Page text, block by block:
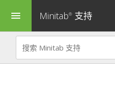
menu Minitab® 支持